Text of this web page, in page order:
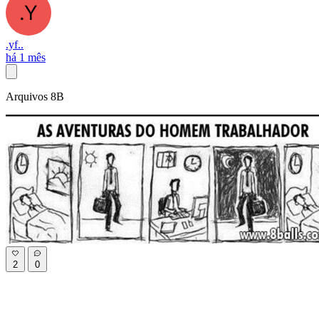
.yf..
há 1 mês
Arquivos 8B
2 0